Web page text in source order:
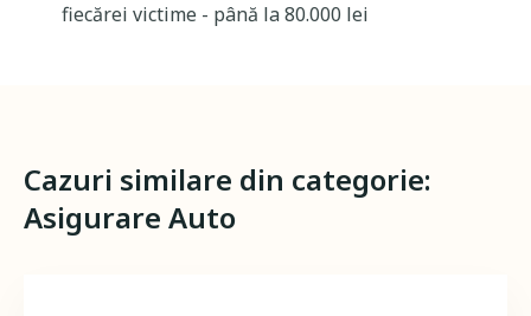
fiecărei victime - până la 80.000 lei
Cazuri similare din categorie:
Asigurare Auto